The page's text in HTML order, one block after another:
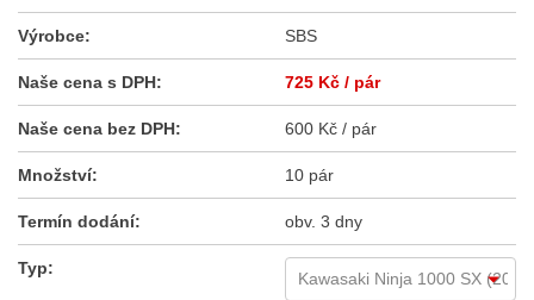
Výrobce: SBS
Naše cena s DPH: 725 Kč / pár
Naše cena bez DPH: 600 Kč / pár
Množství: 10 pár
Termín dodání: obv. 3 dny
Typ: